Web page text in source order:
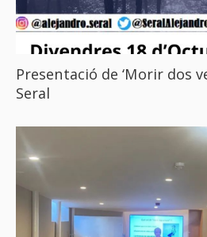
Presentació de ‘Morir dos
Seral